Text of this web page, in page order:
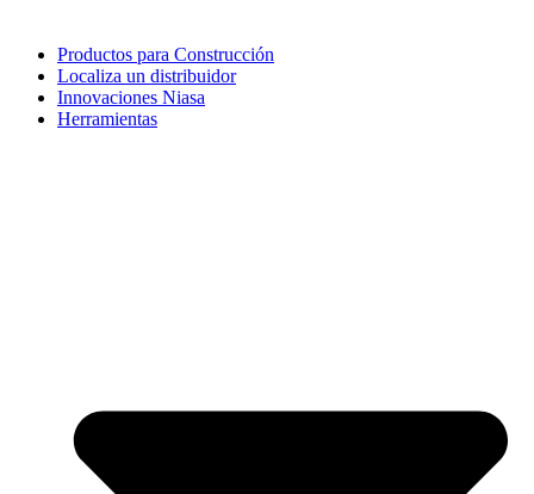
Productos para Construcción
Localiza un distribuidor
Innovaciones Niasa
Herramientas